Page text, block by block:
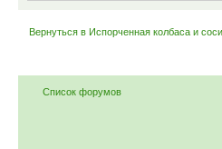
Вернуться в Испорченная колбаса и
Список форумов